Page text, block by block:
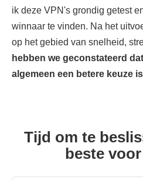
ik deze VPN's grondig getest
winnaar te vinden. Na het
op het gebied van snelheid,
hebben we geconstateerd
algemeen een betere keuze
Tijd om te
beste